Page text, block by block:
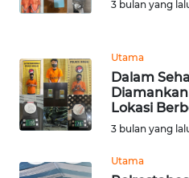
3 bulan yang
Utama
Dalam
Lokasi
3 bulan yang
Utama
BANTEN
NTT
WN
KEPRI
WN